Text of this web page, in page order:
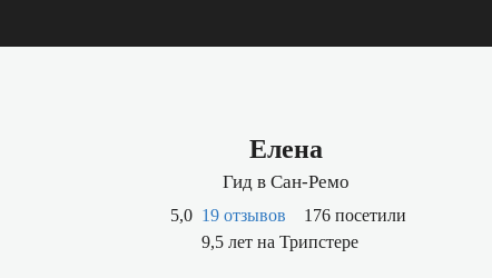
Елена
Гид в Сан-Ремо
5,0 19 отзывов
176 посетили
9,5 лет на Трипстере